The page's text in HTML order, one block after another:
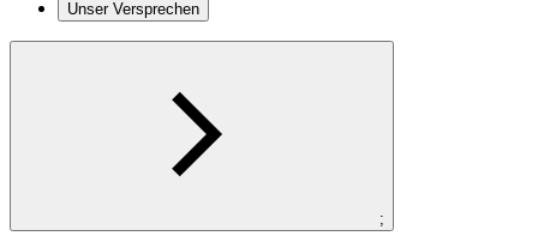
Unser Versprechen
;